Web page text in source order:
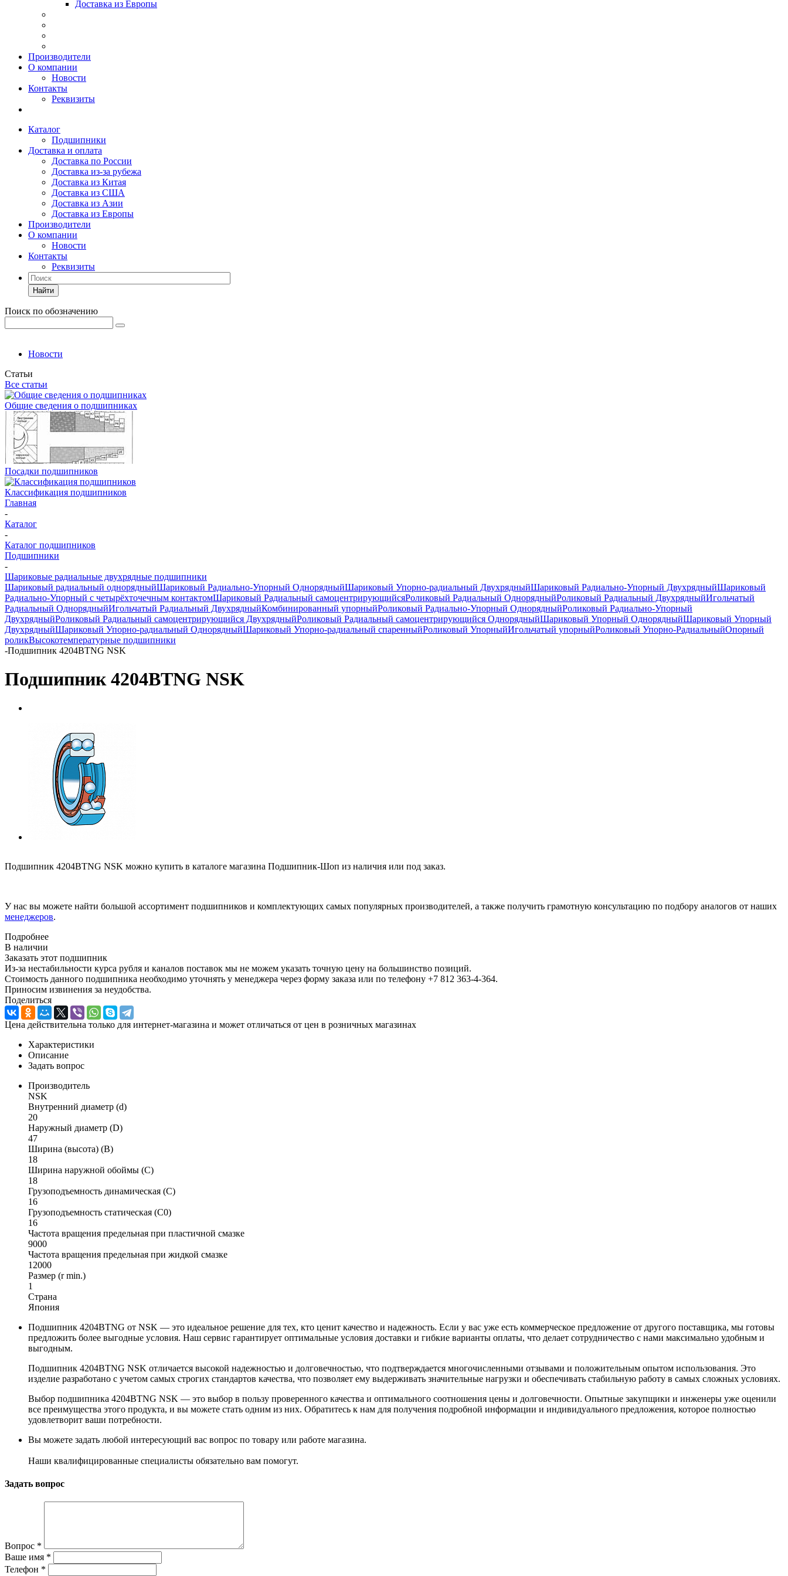
Доставка из Европы
Производители
О компании
Новости
Контакты
Реквизиты
Каталог
Подшипники
Доставка и оплата
Доставка по России
Доставка из-за рубежа
Доставка из Китая
Доставка из США
Доставка из Азии
Доставка из Европы
Производители
О компании
Новости
Контакты
Реквизиты
Найти
Поиск по обозначению
Новости
Статьи
Все статьи
Общие сведения о подшипниках
Посадки подшипников
Классификация подшипников
Главная
-
Каталог
-
Каталог подшипников
Подшипники
-
Шариковые радиальные двухрядные подшипники
Шариковый радиальный однорядныйШариковый Радиально-Упорный ОднорядныйШариковый Упорно-радиальный ДвухрядныйШариковый Радиально-Упорный ДвухрядныйШариковый
Радиально-Упорный с четырёхточечным контактомШариковый Радиальный самоцентрирующийсяРоликовый Радиальный ОднорядныйРоликовый Радиальный ДвухрядныйИгольчатый
Радиальный ОднорядныйИгольчатый Радиальный ДвухрядныйКомбинированный упорныйРоликовый Радиально-Упорный ОднорядныйРоликовый Радиально-Упорный
ДвухрядныйРоликовый Радиальный самоцентрирующийся ДвухрядныйРоликовый Радиальный самоцентрирующийся ОднорядныйШариковый Упорный ОднорядныйШариковый Упорный
ДвухрядныйШариковый Упорно-радиальный ОднорядныйШариковый Упорно-радиальный спаренныйРоликовый УпорныйИгольчатый упорныйРоликовый Упорно-РадиальныйОпорный
роликВысокотемпературные подшипники
-Подшипник 4204BTNG NSK
Подшипник 4204BTNG NSK
Подшипник 4204BTNG NSK можно купить в каталоге магазина Подшипник-Шоп из наличия или под заказ.
У нас вы можете найти большой ассортимент подшипников и комплектующих самых популярных производителей, а также получить грамотную консультацию по подбору аналогов от наших
менеджеров.
Подробнее
В наличии
Заказать этот подшипник
Из-за нестабильности курса рубля и каналов поставок мы не можем указать точную цену на большинство позиций.
Стоимость данного подшипника необходимо уточнять у менеджера через форму заказа или по телефону +7 812 363-4-364.
Приносим извинения за неудобства.
Поделиться
Цена действительна только для интернет-магазина и может отличаться от цен в розничных магазинах
Характеристики
Описание
Задать вопрос
Производитель
NSK
Внутренний диаметр (d)
20
Наружный диаметр (D)
47
Ширина (высота) (B)
18
Ширина наружной обоймы (C)
18
Грузоподъемность динамическая (C)
16
Грузоподъемность статическая (C0)
16
Частота вращения предельная при пластичной смазке
9000
Частота вращения предельная при жидкой смазке
12000
Размер (r min.)
1
Страна
Япония
Подшипник 4204BTNG от NSK — это идеальное решение для тех, кто ценит качество и надежность. Если у вас уже есть коммерческое предложение от другого поставщика, мы готовы
предложить более выгодные условия. Наш сервис гарантирует оптимальные условия доставки и гибкие варианты оплаты, что делает сотрудничество с нами максимально удобным и
выгодным.
Подшипник 4204BTNG NSK отличается высокой надежностью и долговечностью, что подтверждается многочисленными отзывами и положительным опытом использования. Это
изделие разработано с учетом самых строгих стандартов качества, что позволяет ему выдерживать значительные нагрузки и обеспечивать стабильную работу в самых сложных условиях.
Выбор подшипника 4204BTNG NSK — это выбор в пользу проверенного качества и оптимального соотношения цены и долговечности. Опытные закупщики и инженеры уже оценили
все преимущества этого продукта, и вы можете стать одним из них. Обратитесь к нам для получения подробной информации и индивидуального предложения, которое полностью
удовлетворит ваши потребности.
Вы можете задать любой интересующий вас вопрос по товару или работе магазина.
Наши квалифицированные специалисты обязательно вам помогут.
Задать вопрос
Вопрос *
Ваше имя *
Телефон *